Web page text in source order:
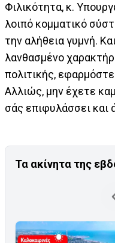
Φιλικότητα, κ.
λοιπό κομματικό
την αλήθεια γυμνή.
λανθασμένο
πολιτικής,
Αλλιώς, μην έχετε
σάς επιφυλάσσει και
Τα ακίνητα της